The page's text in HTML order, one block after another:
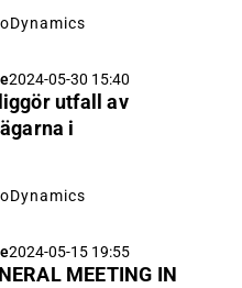
2024-05-30 15:40
utfall av
i
2024-05-15 19:55
MEETING IN